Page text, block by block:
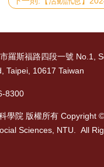
羅斯福路四段一號 No.1,
Taipei, 10617 Taiwan
8300
學院 版權所有 Copyright ©
Sciences, NTU. All